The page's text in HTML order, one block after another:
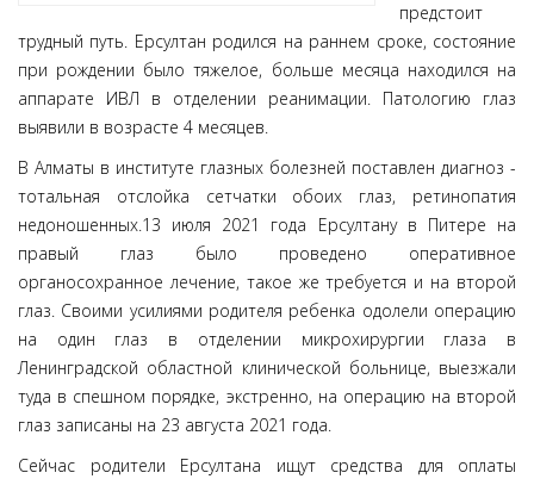
предстоит
трудный путь. Ерсултан родился на раннем сроке, состояние
при рождении было тяжелое, больше месяца находился на
аппарате ИВЛ в отделении реанимации. Патологию глаз
выявили в возрасте 4 месяцев.
В Алматы в институте глазных болезней поставлен диагноз -
тотальная отслойка сетчатки обоих глаз, ретинопатия
недоношенных.13 июля 2021 года Ерсултану в Питере на
правый глаз было проведено оперативное
органосохранное лечение, такое же требуется и на второй
глаз. Своими усилиями родителя ребенка одолели операцию
на один глаз в отделении микрохирургии глаза в
Ленинградской областной клинической больнице, выезжали
туда в спешном порядке, экстренно, на операцию на второй
глаз записаны на 23 августа 2021 года.
Сейчас родители Ерсултана ищут средства для оплаты